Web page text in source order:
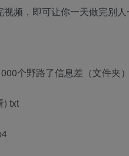
频，即可让你一天做完别
个野路了信息差（文件夹）
) txt